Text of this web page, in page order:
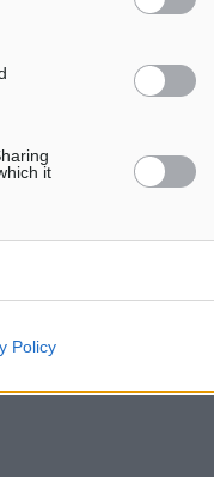
it
Policy